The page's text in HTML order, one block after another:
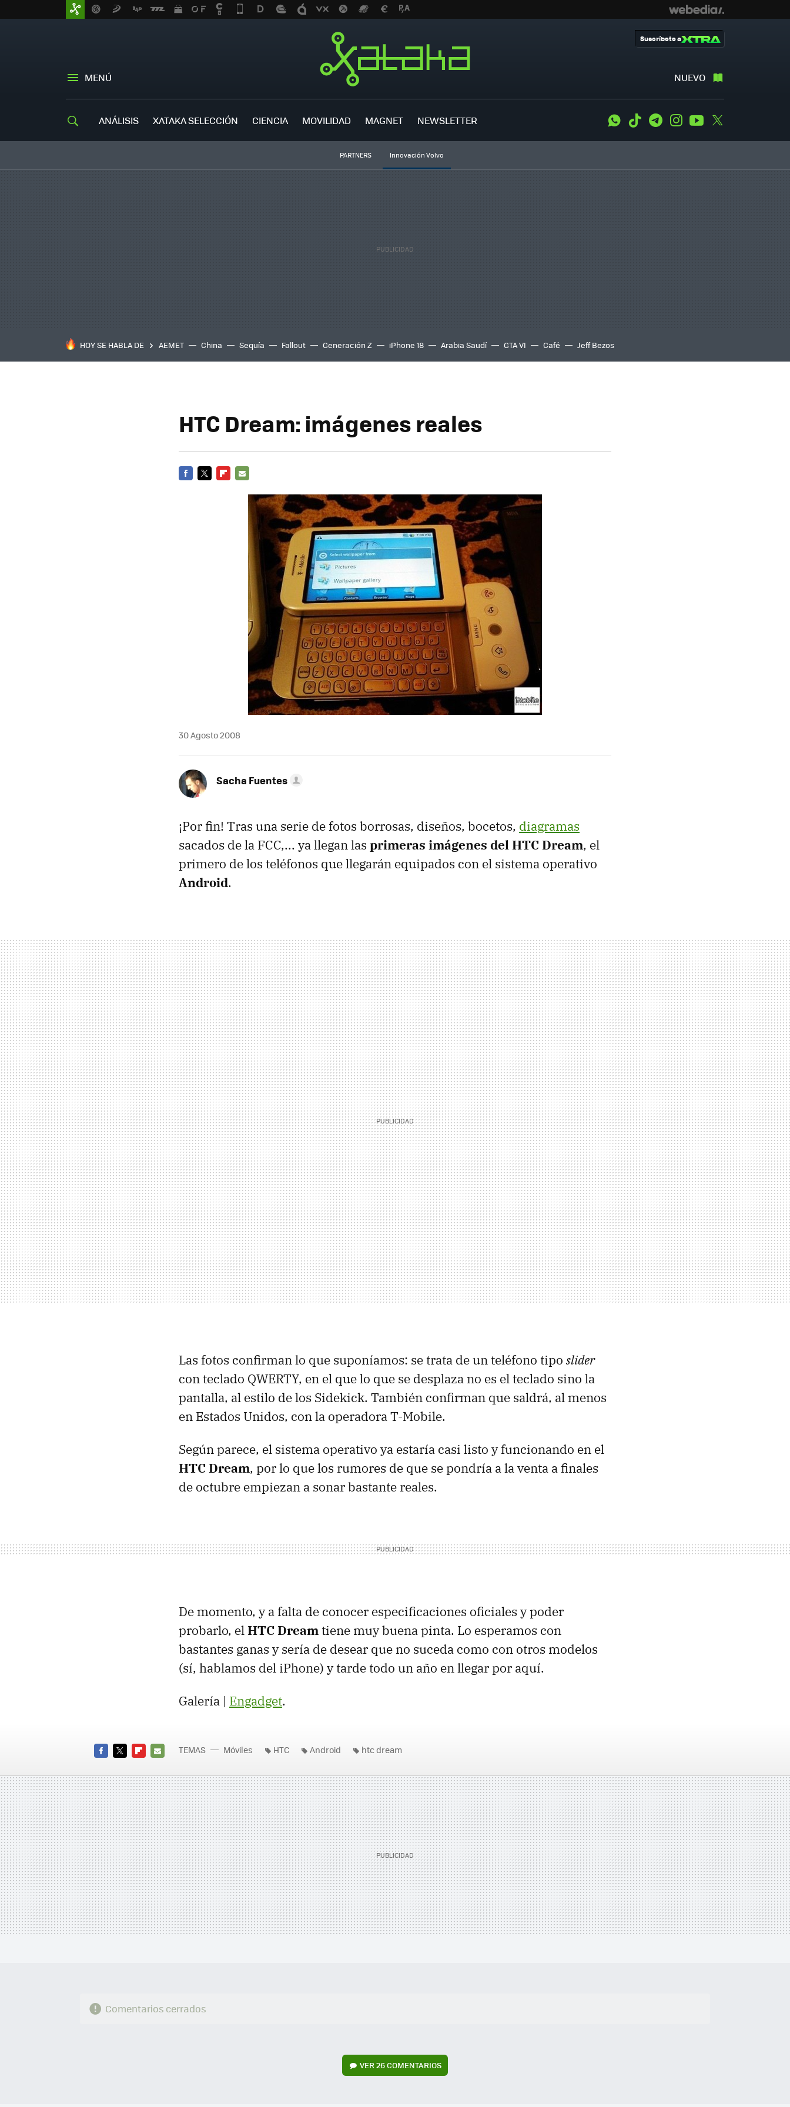
MENÚ NUEVO
Suscríbete a
ANÁLISIS XATAKA SELECCIÓN CIENCIA MOVILIDAD MAGNET NEWSLETTER WhatsApp
Tiktok TelegramInstagramYoutube
PARTNERS Innovación Volvo
HOY SE HABLA DE AEMET China Sequía Fallout Generación Z iPhone 18 Arabia Saudí GTA VI Café Jeff Bezos
HTC Dream: imágenes reales
MAIL
30 Agosto 2008
Sacha Fuentes
¡Por fin! Tras una serie de fotos borrosas, diseños, bocetos, diagramas
sacados de la FCC,... ya llegan las primeras imágenes del HTC Dream, el
primero de los teléfonos que llegarán equipados con el sistema operativo
Android.
Las fotos confirman lo que suponíamos: se trata de un teléfono tipo slider
con teclado QWERTY, en el que lo que se desplaza no es el teclado sino la
pantalla, al estilo de los Sidekick. También confirman que saldrá, al menos
en Estados Unidos, con la operadora T-Mobile.
Según parece, el sistema operativo ya estaría casi listo y funcionando en el
HTC Dream, por lo que los rumores de que se pondría a la venta a finales
de octubre empiezan a sonar bastante reales.
De momento, y a falta de conocer especificaciones oficiales y poder
probarlo, elHTC Dream tiene muy buena pinta. Lo esperamos con
bastantes ganas y sería de desear que no suceda como con otros modelos
(sí, hablamos del iPhone) y tarde todo un año en llegar por aquí.
Galería | Engadget.
MAIL
TEMAS Móviles HTC Android htc dream
Comentarios cerrados
VER26 COMENTARIOS